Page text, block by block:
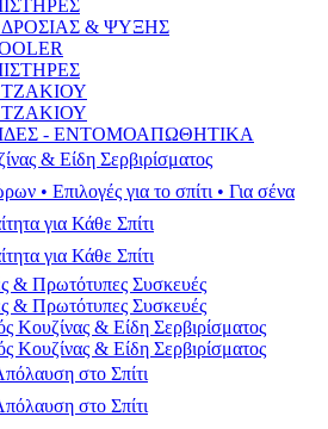
& ΨΥΞΗΣ
- ΕΝΤΟΜΟΑΠΩΘΗΤΙΚΑ
& Είδη Σερβιρίσματος
• Επιλογές για το σπίτι • Για σένα
για Κάθε Σπίτι
για Κάθε Σπίτι
& Πρωτότυπες Συσκευές
& Πρωτότυπες Συσκευές
Κουζίνας & Είδη Σερβιρίσματος
Κουζίνας & Είδη Σερβιρίσματος
στο Σπίτι
στο Σπίτι